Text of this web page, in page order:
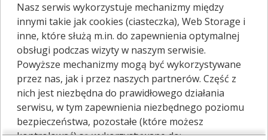
Poradnia stomatologiczna dla dzieci i
młodzieży
Telefon: Wyświetl numertelefonu do placowki
Zamknięte, zapraszamy jutro08:00 - 13:00
Poradnia stomatologiczna dla dzieci i młodzieży
Nasz serwis wykorzystuje mechanizmy między
innymi takie jak cookies (ciasteczka), Web Storage i
inne, które służą m.in. do zapewnienia optymalnej
obsługi podczas wizyty w naszym serwisie.
Powyższe mechanizmy mogą być wykorzystywane
przez nas, jak i przez naszych partnerów. Część z
nich jest niezbędna do prawidłowego działania
serwisu, w tym zapewnienia niezbędnego poziomu
bezpieczeństwa, pozostałe (które możesz
kontrolować) są wykorzystywane do: